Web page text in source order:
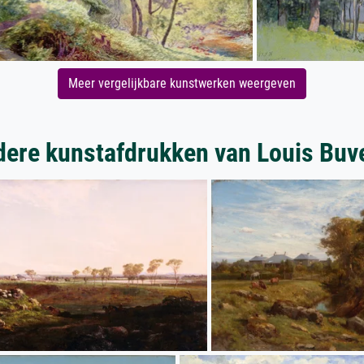
Meer vergelijkbare kunstwerken weergeven
kunstafdrukken van Louis